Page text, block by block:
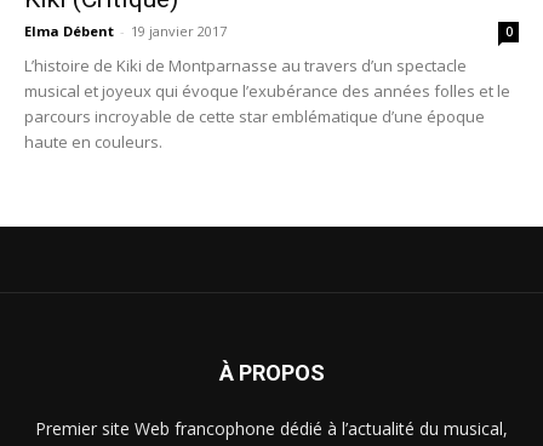
Elma Débent - 19 janvier 2017 0
L’histoire de Kiki de Montparnasse au travers d’un spectacle
musical et joyeux qui évoque l’exubérance des années folles et le
parcours incroyable de cette star emblématique d’une époque
haute en couleurs.
À PROPOS
Premier site Web francophone dédié à l’actualité du musical,